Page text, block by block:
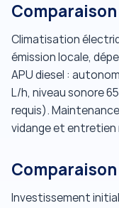
Climatisation
émission locale,
APU diesel :
L/h, niveau sonore
requis).
vidange et entretien
Investissement